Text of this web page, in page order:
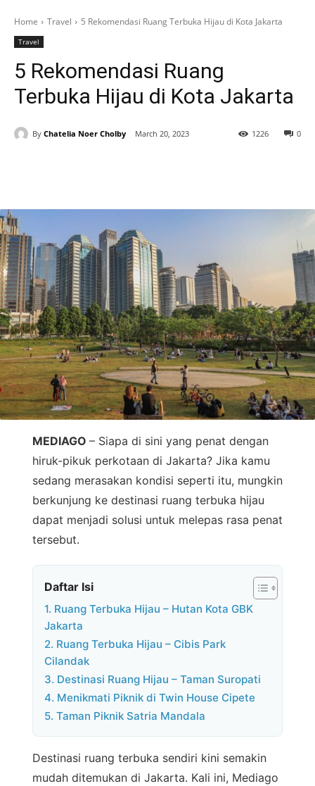
Home Travel 5 Rekomendasi Ruang Terbuka Hijau di Kota Jakarta
Travel
5 Rekomendasi Ruang
Terbuka Hijau di Kota Jakarta
By Chatelia Noer Cholby March 20, 2023 0
1226
MEDIAGO – Siapa di sini yang penat dengan
hiruk-pikuk perkotaan di Jakarta? Jika kamu
sedang merasakan kondisi seperti itu, mungkin
berkunjung ke destinasi ruang terbuka hijau
dapat menjadi solusi untuk melepas rasa penat
tersebut.
Daftar Isi
1. Ruang Terbuka Hijau – Hutan Kota GBK
Jakarta
2. Ruang Terbuka Hijau – Cibis Park
Cilandak
3. Destinasi Ruang Hijau – Taman Suropati
4. Menikmati Piknik di Twin House Cipete
5. Taman Piknik Satria Mandala
Destinasi ruang terbuka sendiri kini semakin
mudah ditemukan di Jakarta. Kali ini, Mediago